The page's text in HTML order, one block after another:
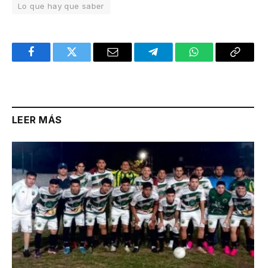
Lo que hay que saber
FacebookTwitter Email TelegramWhatsAppCopy
LEER MÁS